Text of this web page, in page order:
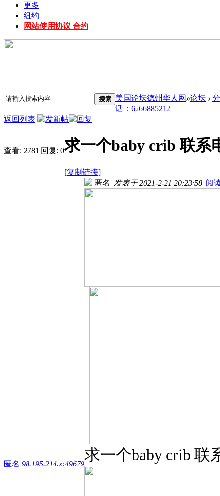
更多
纽约
网站使用协议 合约
搜索 美国论坛德州华人网 »论坛 ›
话：6266885212
返回列表
查看: 2781 |回复: 0求一个baby crib 联系
[复制链接]
匿名 98.195.214.x:49679
匿名 发表于 2021-2-21 20:23:58 |阅
求一个baby crib 联